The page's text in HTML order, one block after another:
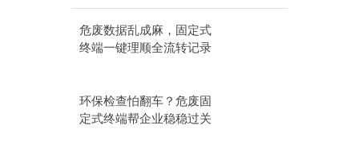
危废数据乱成麻，固定式
终端一键理顺全流转记录
环保检查怕翻车？危废固
定式终端帮企业稳稳过关